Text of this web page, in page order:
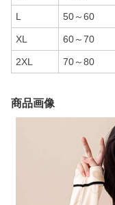
L 50～60
XL 60～70
2XL 70～80
商品画像